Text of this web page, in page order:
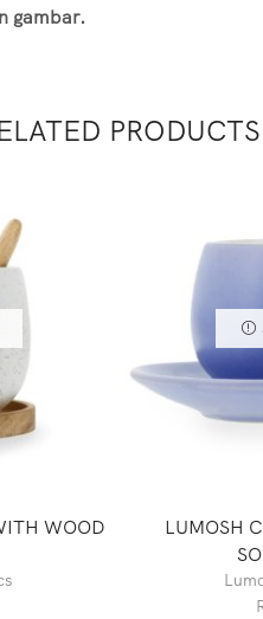
gambar.
PRODUCTS
WOOD
LUMOSH